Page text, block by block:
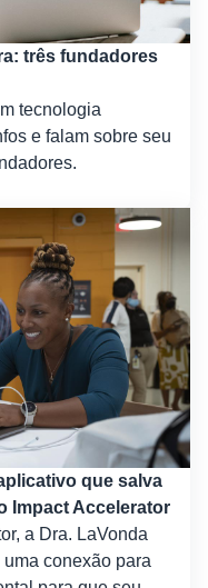
três fundadores
tecnologia
e falam sobre seu
que salva
Impact Accelerator
a Dra. LaVonda
conexão para